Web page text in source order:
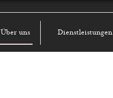
Über uns Dienstleistungen